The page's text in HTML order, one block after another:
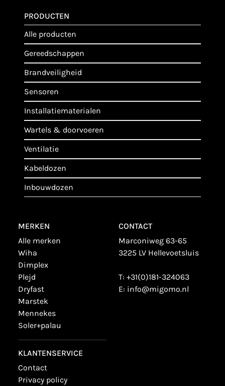
PRODUCTEN
alle producten
gereedschappen
brandveiligheid
sensoren
installatiematerialen
wartels & doorvoeren
ventilatie
kabeldozen
inbouwdozen
MERKEN
alle merken
wiha
dimplex
plejd
dryfast
marstek
mennekes
soler+palau
KLANTENSERVICE
contact
privacy policy
CONTACT
Marconiweg 63-65
3225 LV Hellevoetsluis
T: +31(0)181-324063
E: info@migomo.nl